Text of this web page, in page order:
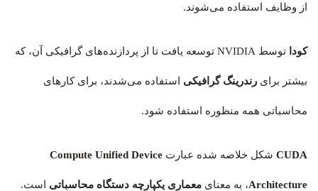
از وظایف استفاده می‌شوند.
کودا توسط NVIDIA توسعه یافت تا از پردازنده‌های گرافیکی آن، که
بیشتر برای رندرینگ گرافیکی استفاده می‌شدند، برای کارهای
محاسباتی همه منظوره استفاده شود.
CUDA شکل خلاصه شده عبارت Compute Unified Device
Architecture، به معنای معماری یکپارچه دستگاه محاسباتی است.